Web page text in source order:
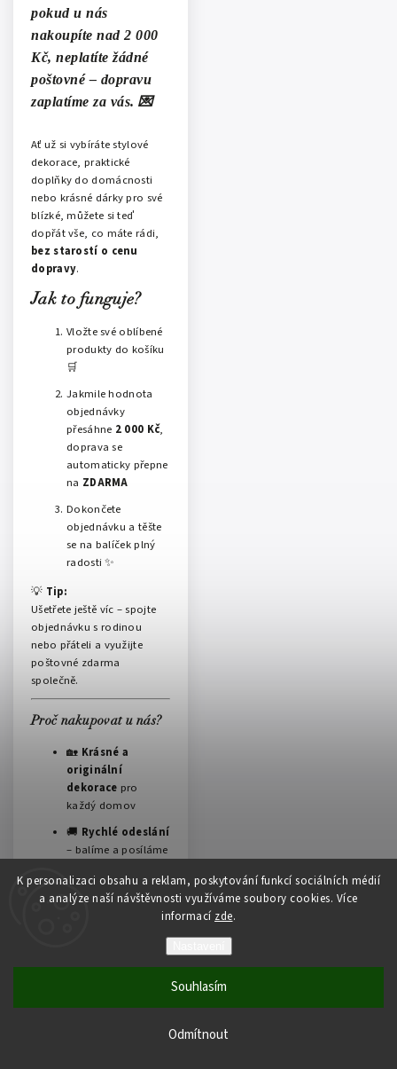
K personalizaci obsahu a reklam, poskytování funkcí sociálních médií
a analýze naší návštěvnosti využíváme soubory cookies. Více
informací zde.
Odmítnout
Souhlasím
pokud u nás
nakoupíte nad 2 000
Kč, neplatíte žádné
poštovné– dopravu
zaplatíme za vás. 💌
Ať už si vybíráte stylové
dekorace, praktické
doplňky do domácnosti
nebo krásné dárky pro své
blízké, můžete si teď
dopřát vše, co máte rádi,
bez starostí o cenu
dopravy.
Jak to funguje?
Vložte své oblíbené
produkty do košíku
🛒
Jakmile hodnota
objednávky
přesáhne 2 000 Kč,
doprava se
automaticky přepne
na ZDARMA
Dokončete
objednávku a těšte
se na balíček plný
radosti ✨
💡 Tip:
Ušetřete ještě víc – spojte
objednávku s rodinou
nebo přáteli a využijte
poštovné zdarma
společně.
Proč nakupovat u nás?
🏡 Krásné a
originální
dekorace pro
každý domov
🚚 Rychlé odeslání
– balíme a posíláme
❤️Český e-shops
osobním přístupem